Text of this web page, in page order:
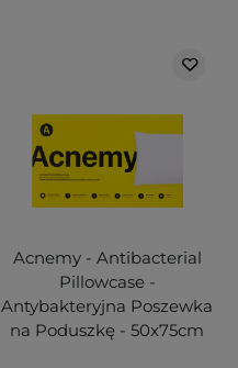
Acnemy - Antibacterial
Pillowcase -
Antybakteryjna Poszewka
na Poduszkę - 50x75cm